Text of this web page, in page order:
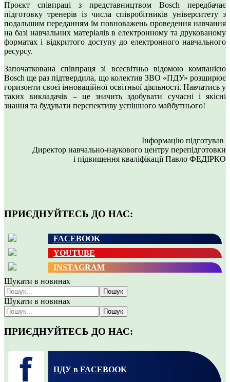
Проєкт співпраці з представництвом Bosch передбачає
підготовку тренерів із числа співробітників університету з
подальшим переданням їм повноважень проведення навчання
на базі навчальних матеріалів в електронному та друкованому
форматах і відкритого доступу до електронного навчального
ресурсу.
Започаткована співпраця зі всесвітньо відомою компанією
Bosch ще раз підтвердила, що колектив ЗВО «ПДУ» розширює
горизонти своєї інноваційної освітньої діяльності. Навчатись у
таких викладачів – це значить здобувати сучасні і якісні
знання та будувати перспективу успішного майбутнього!
Інформацію підготував
Директор навчально-наукового центру перепідготовки
і підвищення кваліфікації Павло ФЕДІРКО
ПРИЄДНУЙТЕСЬ ДО НАС:
FACEBOOK
YOUTUBE
INSTAGRAM
Шукати в новинах
Пошук
Шукати в новинах
Пошук
ПРИЄДНУЙТЕСЬ ДО НАС:
ПДУ в FACEBOOK